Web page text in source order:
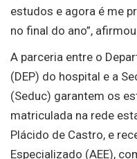
estudos e agora é me
no final do ano”,
A parceria entre o
(DEP) do hospital e a
(Seduc) garantem os
matriculada na rede
Plácido de Castro, e
Especializado (AEE),